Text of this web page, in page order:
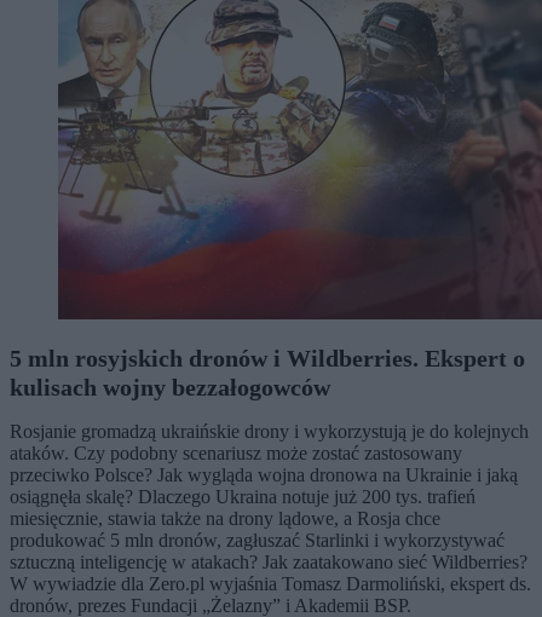
5 mln rosyjskich dronów i Wildberries. Ekspert o
kulisach wojny bezzałogowców
Rosjanie gromadzą ukraińskie drony i wykorzystują je do kolejnych
ataków. Czy podobny scenariusz może zostać zastosowany
przeciwko Polsce? Jak wygląda wojna dronowa na Ukrainie i jaką
osiągnęła skalę? Dlaczego Ukraina notuje już 200 tys. trafień
miesięcznie, stawia także na drony lądowe, a Rosja chce
produkować 5 mln dronów, zagłuszać Starlinki i wykorzystywać
sztuczną inteligencję w atakach? Jak zaatakowano sieć Wildberries?
W wywiadzie dla Zero.pl wyjaśnia Tomasz Darmoliński, ekspert ds.
dronów, prezes Fundacji „Żelazny” i Akademii BSP.